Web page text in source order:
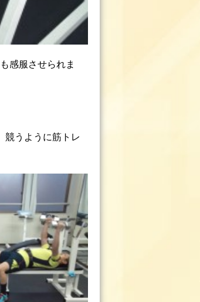
感服させられま
競うように筋トレ